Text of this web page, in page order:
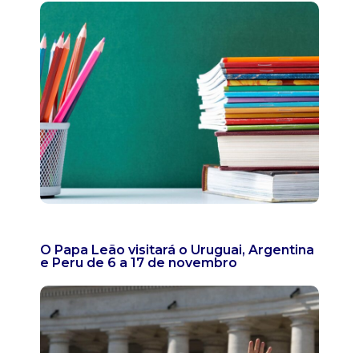
O Papa Leão visitará o Uruguai, Argentina
e Peru de 6 a 17 de novembro